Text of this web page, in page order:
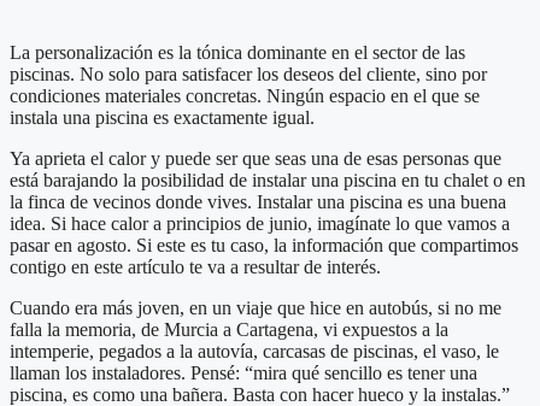
La personalización es la tónica dominante en el sector de las
piscinas. No solo para satisfacer los deseos del cliente, sino por
condiciones materiales concretas. Ningún espacio en el que se
instala una piscina es exactamente igual.
Ya aprieta el calor y puede ser que seas una de esas personas que
está barajando la posibilidad de instalar una piscina en tu chalet o en
la finca de vecinos donde vives. Instalar una piscina es una buena
idea. Si hace calor a principios de junio, imagínate lo que vamos a
pasar en agosto. Si este es tu caso, la información que compartimos
contigo en este artículo te va a resultar de interés.
Cuando era más joven, en un viaje que hice en autobús, si no me
falla la memoria, de Murcia a Cartagena, vi expuestos a la
intemperie, pegados a la autovía, carcasas de piscinas, el vaso, le
llaman los instaladores. Pensé: “mira qué sencillo es tener una
piscina, es como una bañera. Basta con hacer hueco y la instalas.”